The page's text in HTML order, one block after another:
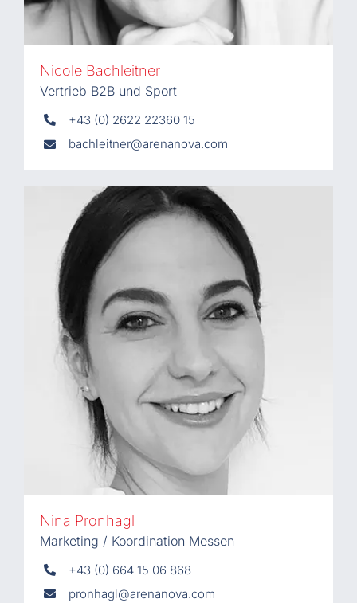
Nicole Bachleitner
Vertrieb B2B und Sport
+43 (0) 2622 22360 15
bachleitner@arenanova.com
Nina Pronhagl
Marketing / Koordination Messen
+43 (0) 664 15 06 868
pronhagl@arenanova.com